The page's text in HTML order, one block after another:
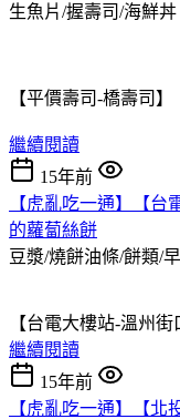
生魚片/握壽司/海鮮丼
【平價壽司-橋壽司】
繼續閱讀
15年前
【虎亂吃一通】【
的蘿蔔絲餅
豆漿/燒餅油條/餅類/
【台電大樓站-溫州街
繼續閱讀
15年前
【虎亂吃一通】【北